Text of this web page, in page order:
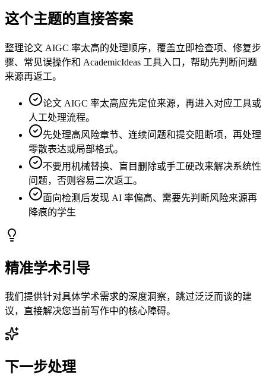
这个主题的直接答案
整理论文 AIGC 率太高的处理顺序，覆盖立即检查项、修复步
骤、常见误操作和 AcademicIdeas 工具入口，帮助先判断问题
来源再返工。
论文 AIGC 率太高应先定位来源，再进入对应工具或
人工处理流程。
先处理高风险章节、连续问题和提交阻断项，再处理
零散表达或局部格式。
不要用机械替换、盲目删除或手工硬改来解决系统性
问题，否则容易二次返工。
面向检测后发现 AI 率偏高、需要先判断风险来源再
降痕的学生
精准学术引导
我们提供针对具体学术需求的深度洞察，跳过泛泛而谈的建
议，直接解决您当前写作中的核心障碍。
下一步处理